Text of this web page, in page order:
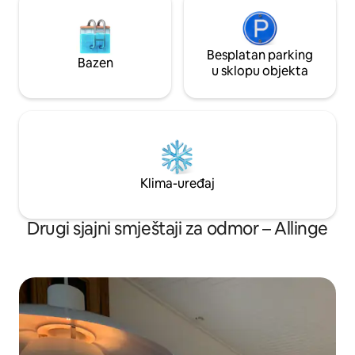
Bazen
Besplatan parking
u sklopu objekta
Klima-uređaj
Drugi sjajni smještaji za odmor – Allinge